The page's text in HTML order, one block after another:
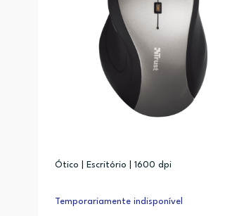
Ótico | Escritório | 1600 dpi
Temporariamente indisponível